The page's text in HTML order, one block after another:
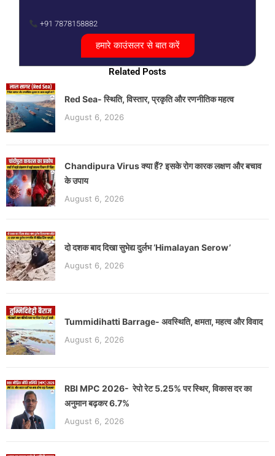
+91 7878158882
हमारे काउंसलर से बात करें
Related Posts
Red Sea- स्थिति, विस्तार, प्रकृति और रणनीतिक महत्व
August 6, 2026
Chandipura Virus क्या हैं? इसके रोग कारक लक्षण और बचाव
के उपाय
August 6, 2026
दो दशक बाद दिखा सुभेद्य दुर्लभ ‘Himalayan Serow’
August 6, 2026
Tummidihatti Barrage- अवस्थिति, क्षमता, महत्व और विवाद
August 6, 2026
RBI MPC 2026- रेपो रेट 5.25% पर स्थिर, विकास दर का
अनुमान बढ़कर 6.7%
August 6, 2026